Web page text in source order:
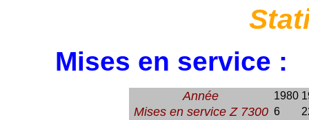
Mises en service :
Année 1980
Mises en service Z 7300 6